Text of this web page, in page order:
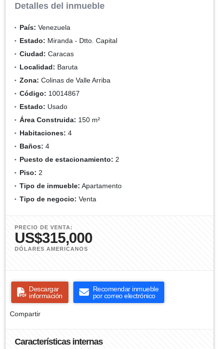
Detalles del inmueble
País: Venezuela
Estado: Miranda - Dtto. Capital
Ciudad: Caracas
Localidad: Baruta
Zona: Colinas de Valle Arriba
Código: 10014867
Estado: Usado
Área Construida: 150 m²
Habitaciones: 4
Baños: 4
Puesto de estacionamiento: 2
Piso: 2
Tipo de inmueble: Apartamento
Tipo de negocio: Venta
PRECIO DE VENTA:
US$315,000
DÓLARES AMERICANOS
Descargar
información
Recomendar inmueble
por correo electrónico
Compartir
Características internas